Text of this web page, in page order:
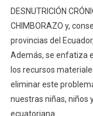
DESNUTRICIÓN
CHIMBORAZO y,
provincias del
Además, se enfatiza
los recursos
eliminar este
nuestras niñas, niños
ecuatoriana.